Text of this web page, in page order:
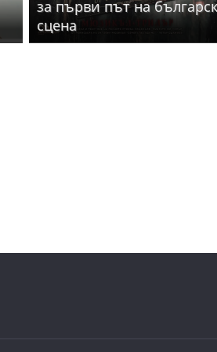
за първи път на
сцена